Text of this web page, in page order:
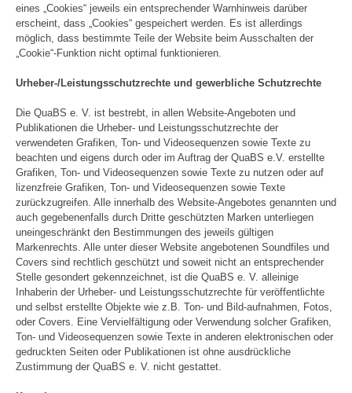
eines „Cookies“ jeweils ein entsprechender Warnhinweis darüber
erscheint, dass „Cookies“ gespeichert werden. Es ist allerdings
möglich, dass bestimmte Teile der Website beim Ausschalten der
„Cookie“-Funktion nicht optimal funktionieren.
Urheber-/Leistungsschutzrechte und gewerbliche Schutzrechte
Die QuaBS e. V. ist bestrebt, in allen Website-Angeboten und
Publikationen die Urheber- und Leistungsschutzrechte der
verwendeten Grafiken, Ton- und Videosequenzen sowie Texte zu
beachten und eigens durch oder im Auftrag der QuaBS e.V. erstellte
Grafiken, Ton- und Videosequenzen sowie Texte zu nutzen oder auf
lizenzfreie Grafiken, Ton- und Videosequenzen sowie Texte
zurückzugreifen. Alle innerhalb des Website-Angebotes genannten und
auch gegebenenfalls durch Dritte geschützten Marken unterliegen
uneingeschränkt den Bestimmungen des jeweils gültigen
Markenrechts. Alle unter dieser Website angebotenen Soundfiles und
Covers sind rechtlich geschützt und soweit nicht an entsprechender
Stelle gesondert gekennzeichnet, ist die QuaBS e. V. alleinige
Inhaberin der Urheber- und Leistungsschutzrechte für veröffentlichte
und selbst erstellte Objekte wie z.B. Ton- und Bild-aufnahmen, Fotos,
oder Covers. Eine Vervielfältigung oder Verwendung solcher Grafiken,
Ton- und Videosequenzen sowie Texte in anderen elektronischen oder
gedruckten Seiten oder Publikationen ist ohne ausdrückliche
Zustimmung der QuaBS e. V. nicht gestattet.